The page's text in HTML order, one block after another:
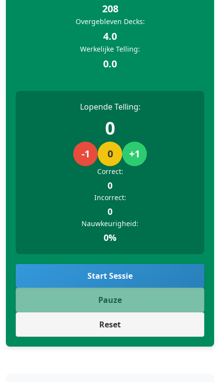
208
Overgebleven Decks:
4.0
Werkelijke Telling:
0.0
Lopende Telling:
0
-1 0 +1
Correct:
0
Incorrect:
0
Nauwkeurigheid:
0%
Start Sessie
Pauze
Reset